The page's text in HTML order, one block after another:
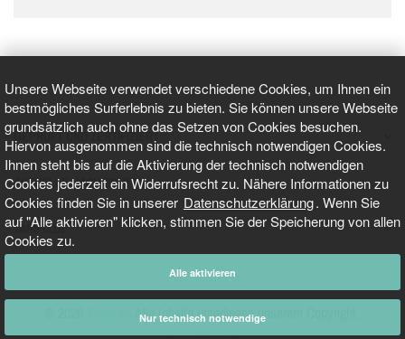
Unsere Webseite verwendet verschiedene Cookies, um Ihnen ein
bestmögliches Surferlebnis zu bieten. Sie können unsere Webseite
grundsätzlich auch ohne das Setzen von Cookies besuchen.
Hiervon ausgenommen sind die technisch notwendigen Cookies.
Ihnen steht bis auf die Aktivierung der technisch notwendigen
Cookies jederzeit ein Widerrufsrecht zu. Nähere Informationen zu
Cookies finden Sie in unserer Datenschutzerklärung. Wenn Sie
auf "Alle aktivieren" klicken, stimmen Sie der Speicherung von allen
Cookies zu.
Alle aktivieren
Nur technisch notwendige
GEPRÜFT UND ZERTIFIZIERT
AKTUELLE NACHRICHTEN
TARIFO.DE
Alle Inhalte unterliegen unserem Copyright.